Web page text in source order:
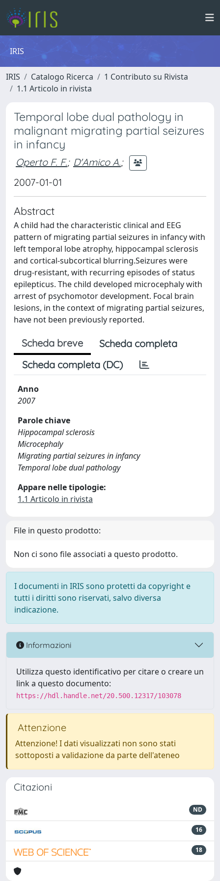
IRIS
IRIS Catalogo Ricerca
1 Contributo su Rivista
1.1 Articolo in rivista
Temporal lobe dual pathology in
malignant migrating partial seizures
in infancy
Operto F. F.; D'Amico A.;
2007-01-01
Abstract
A child had the characteristic clinical and EEG
pattern of migrating partial seizures in infancy with
left temporal lobe atrophy, hippocampal sclerosis
and cortical-subcortical blurring.Seizures were
drug-resistant, with recurring episodes of status
epilepticus. The child developed microcephaly with
arrest of psychomotor development. Focal brain
lesions, in the context of migrating partial seizures,
have not been previously reported.
Scheda breve
Scheda completa
Scheda completa (DC)
Anno
2007
Parole chiave
Hippocampal sclerosis
Microcephaly
Migrating partial seizures in infancy
Temporal lobe dual pathology
Appare nelle tipologie:
1.1 Articolo in rivista
File in questo prodotto:
Non ci sono file associati a questo prodotto.
I documenti in IRIS sono protetti da copyright e
tutti i diritti sono riservati, salvo diversa
indicazione.
Informazioni
Utilizza questo identificativo per citare o creare un
link a questo documento:
https://hdl.handle.net/20.500.12317/103078
Attenzione
Attenzione! I dati visualizzati non sono stati
sottoposti a validazione da parte dell'ateneo
Citazioni
ND
16
18